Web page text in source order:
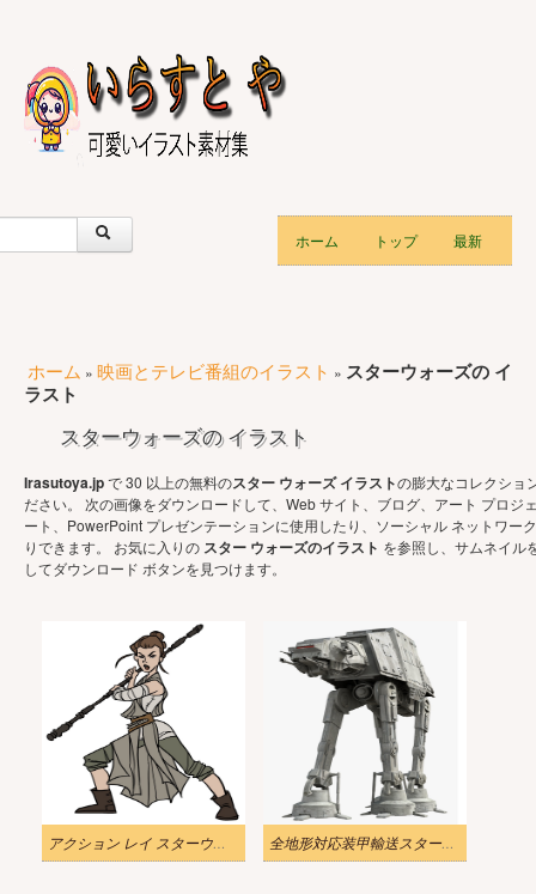
ホーム トップ 最新
ホーム » 映画とテレビ番組のイラスト » スターウォーズの イ
ラスト
スターウォーズの イラスト
Irasutoya.jpで 30 以上の無料のスター ウォーズ イラストの膨大なコレクショ
ださい。 次の画像をダウンロードして、Web サイト、ブログ、アート プロジ
ート、PowerPoint プレゼンテーションに使用したり、ソーシャル ネットワー
りできます。 お気に入りの スター ウォーズのイラスト を参照し、サムネイル
してダウンロード ボタンを見つけます。
アクション レイ スターウォーズ イラスト 全地形対応装甲輸送スターウォーズイラスト